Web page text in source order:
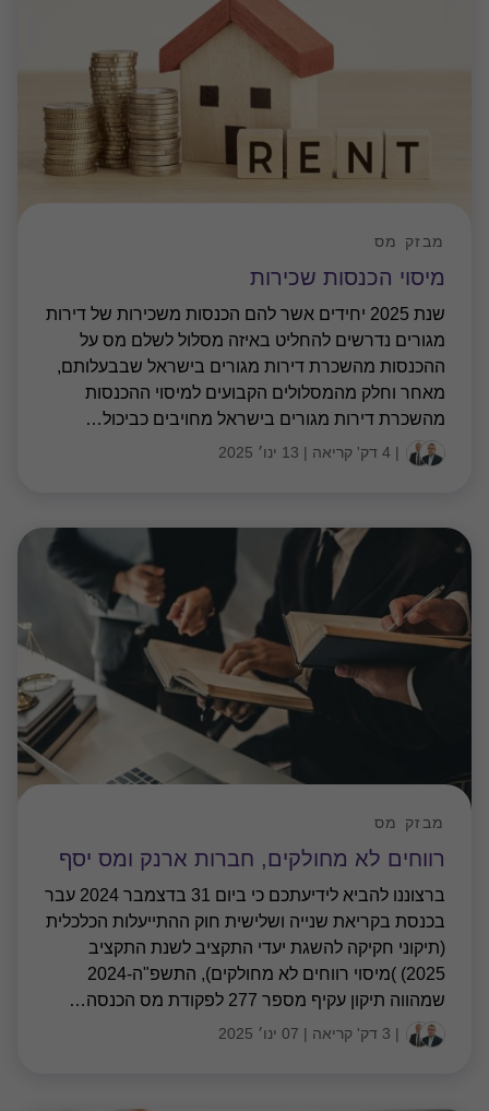
מיסוי הכנסות שכירות
מבזק מס
שנת 2025 יחידים אשר להם הכנסות משכירות של דירות
מגורים נדרשים להחליט באיזה מסלול לשלם מס על
ההכנסות מהשכרת דירות מגורים בישראל שבבעלותם,
מאחר וחלק מהמסלולים הקבועים למיסוי ההכנסות
מהשכרת דירות מגורים בישראל מחויבים כביכול…
| 4 דק' קריאה | 13 ינו׳ 2025
רווחים לא מחולקים, חברות ארנק ומס יסף
מבזק מס
ברצוננו להביא לידיעתכם כי ביום 31 בדצמבר 2024 עבר
בכנסת בקריאת שנייה ושלישית חוק ההתייעלות הכלכלית
(תיקוני חקיקה להשגת יעדי התקציב לשנת התקציב
2025) )מיסוי רווחים לא מחולקים), התשפ"ה-2024
שמהווה תיקון עקיף מספר 277 לפקודת מס הכנסה
…
| 3 דק' קריאה | 07 ינו׳ 2025